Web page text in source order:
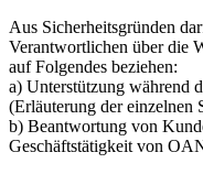
Aus Sicherheitsgründen
Verantwortlichen über die
auf Folgendes beziehen:
a) Unterstützung während
(Erläuterung der einzelnen
b) Beantwortung von
Geschäftstätigkeit von